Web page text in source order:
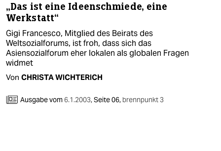
„Das ist eine Ideenschmiede, eine
Werkstatt“
Gigi Francesco, Mitglied des Beirats des
Weltsozialforums, ist froh, dass sich das
Asiensozialforum eher lokalen als globalen Fragen
widmet
Von CHRISTA WICHTERICH
Ausgabe vom6.1.2003,Seite 06, brennpunkt 3